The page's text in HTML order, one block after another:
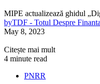
MIPE actualizează ghidul
byTDF - Totul Despre
May 8, 2023
Citește mai mult
4 minute read
PNRR